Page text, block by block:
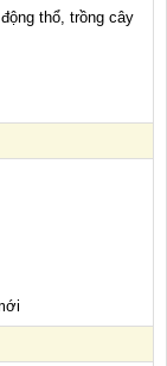
thổ, trồng cây